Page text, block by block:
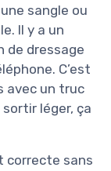
sangle ou
Il y a un
de dressage
C’est
avec un truc
léger, ça
correcte sans